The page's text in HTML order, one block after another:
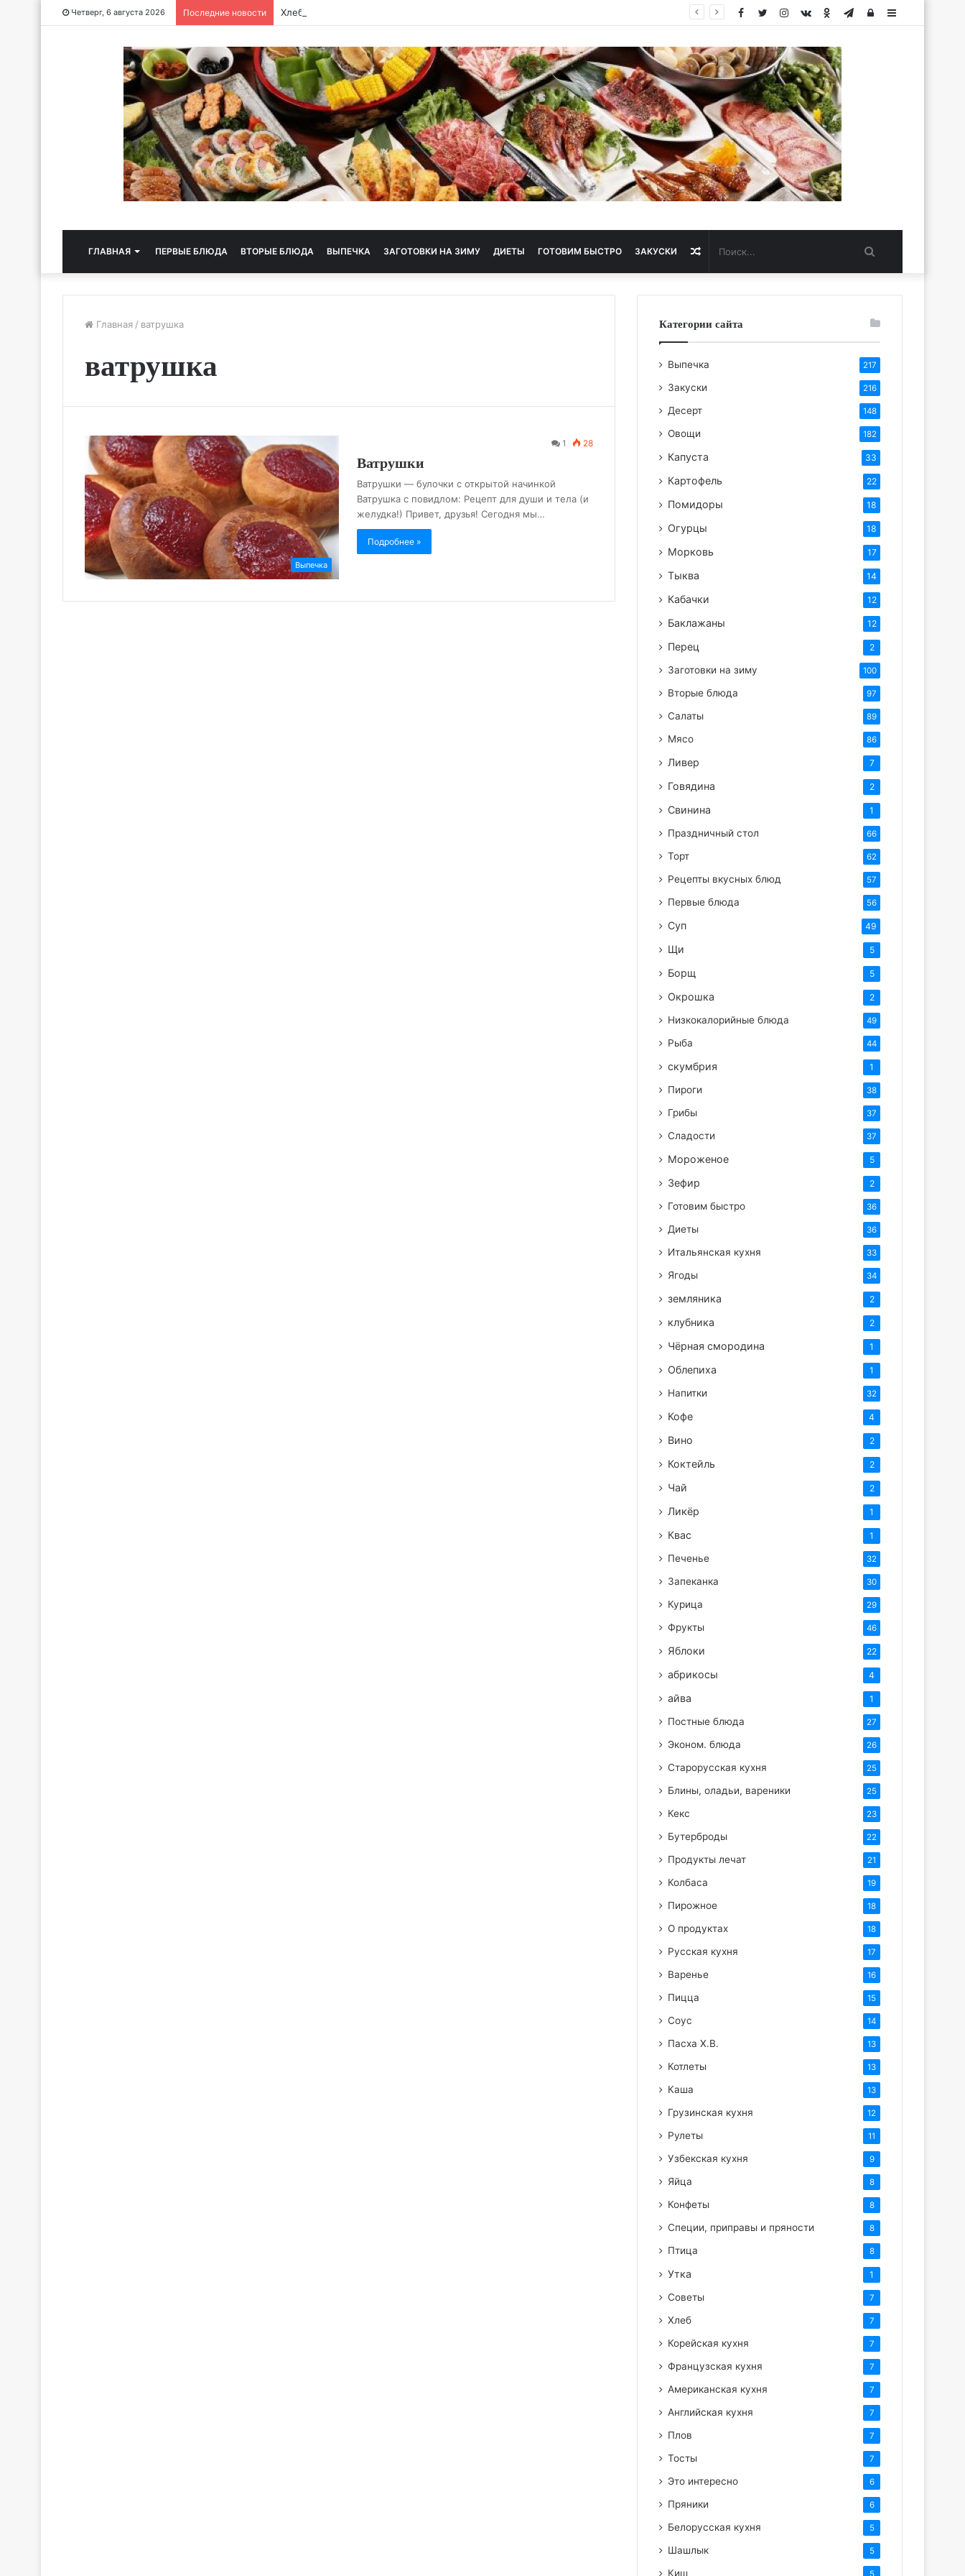
Четверг, 6 августа 2026 Последние новости Хлебная диета Sidebar
Авторизация
Telegram
Одноклассники
vk.com
Instagram
Twitter
Facebook
ГЛАВНАЯ ПЕРВЫЕ БЛЮДА ВТОРЫЕ БЛЮДА ВЫПЕЧКА ЗАГОТОВКИ НА ЗИМУ ДИЕТЫ ГОТОВИМ БЫСТРО ЗАКУСКИ Случайная
статья
Главная / ватрушка
ватрушка
Выпечка
1 28
Ватрушки
Ватрушки — булочки с открытой начинкой
Ватрушка с повидлом: Рецепт для души и тела (и
желудка!) Привет, друзья! Сегодня мы…
Подробнее »
Категории сайта
Выпечка 217
Закуски 216
Десерт 148
Овощи 182
Капуста 33
Картофель 22
Помидоры 18
Огурцы 18
Морковь 17
Тыква 14
Кабачки 12
Баклажаны 12
Перец 2
Заготовки на зиму 100
Вторые блюда 97
Салаты 89
Мясо 86
Ливер 7
Говядина 2
Свинина 1
Праздничный стол 66
Торт 62
Рецепты вкусных блюд 57
Первые блюда 56
Суп 49
Щи 5
Борщ 5
Окрошка 2
Низкокалорийные блюда 49
Рыба 44
скумбрия 1
Пироги 38
Грибы 37
Сладости 37
Мороженое 5
Зефир 2
Готовим быстро 36
Диеты 36
Итальянская кухня 33
Ягоды 34
земляника 2
клубника 2
Чёрная смородина 1
Облепиха 1
Напитки 32
Кофе 4
Вино 2
Коктейль 2
Чай 2
Ликёр 1
Квас 1
Печенье 32
Запеканка 30
Курица 29
Фрукты 46
Яблоки 22
абрикосы 4
айва 1
Постные блюда 27
Эконом. блюда 26
Старорусская кухня 25
Блины, оладьи, вареники 25
Кекс 23
Бутерброды 22
Продукты лечат 21
Колбаса 19
Пирожное 18
О продуктах 18
Русская кухня 17
Варенье 16
Пицца 15
Соус 14
Пасха Х.В. 13
Котлеты 13
Каша 13
Грузинская кухня 12
Рулеты 11
Узбекская кухня 9
Яйца 8
Конфеты 8
Специи, приправы и пряности 8
Птица 8
Утка 1
Советы 7
Хлеб 7
Корейская кухня 7
Французская кухня 7
Американская кухня 7
Английская кухня 7
Плов 7
Тосты 7
Это интересно 6
Пряники 6
Белорусская кухня 5
Шашлык 5
Киш 5